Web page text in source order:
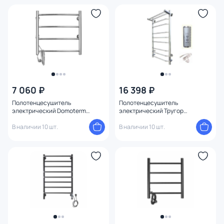
7 060 ₽
Полотенцесушитель
электрический Domoterm
Классик DMT 109-4 50x50 EK L
В наличии 10 шт.
16 398 ₽
Полотенцесушитель
электрический Тругор
В наличии 10 шт.